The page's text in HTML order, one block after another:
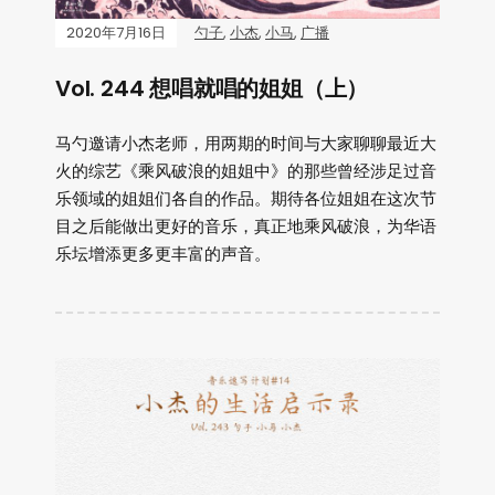
2020年7月16日 勺子, 小杰, 小马, 广播
Vol. 244 想唱就唱的姐姐（上）
马勺邀请小杰老师，用两期的时间与大家聊聊最近大
火的综艺《乘风破浪的姐姐中》的那些曾经涉足过音
乐领域的姐姐们各自的作品。期待各位姐姐在这次节
目之后能做出更好的音乐，真正地乘风破浪，为华语
乐坛增添更多更丰富的声音。